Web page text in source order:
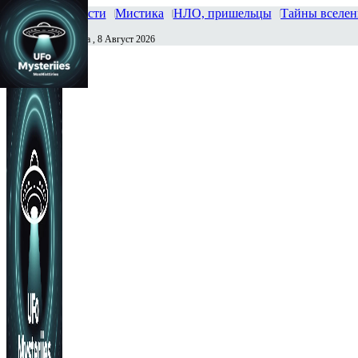
Главная Новости Мистика НЛО, пришельцы Тайны
Сегодня Суббота , 8 Август 2026